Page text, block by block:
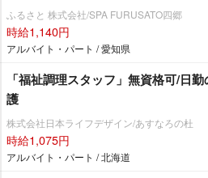
ふるさと 株式会社/SPA FURUSATO四郷
時給1,140円
アルバイト・パート / 愛知県
「福祉調理スタッフ」無資格可/日
護
株式会社日本ライフデザイン/あすなろの杜
時給1,075円
アルバイト・パート / 北海道